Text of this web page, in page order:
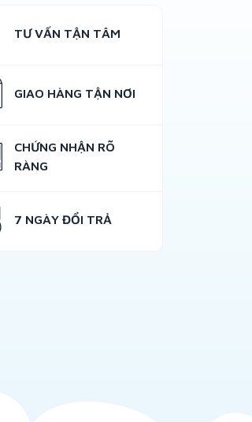
TƯ VẤN TẬN TÂM
GIAO HÀNG TẬN NƠI
CHỨNG NHẬN RÕ
RÀNG
7 NGÀY ĐỔI TRẢ